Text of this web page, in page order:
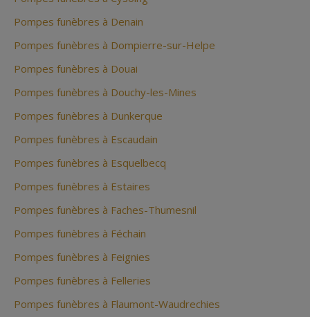
Pompes funèbres à Denain
Pompes funèbres à Dompierre-sur-Helpe
Pompes funèbres à Douai
Pompes funèbres à Douchy-les-Mines
Pompes funèbres à Dunkerque
Pompes funèbres à Escaudain
Pompes funèbres à Esquelbecq
Pompes funèbres à Estaires
Pompes funèbres à Faches-Thumesnil
Pompes funèbres à Féchain
Pompes funèbres à Feignies
Pompes funèbres à Felleries
Pompes funèbres à Flaumont-Waudrechies